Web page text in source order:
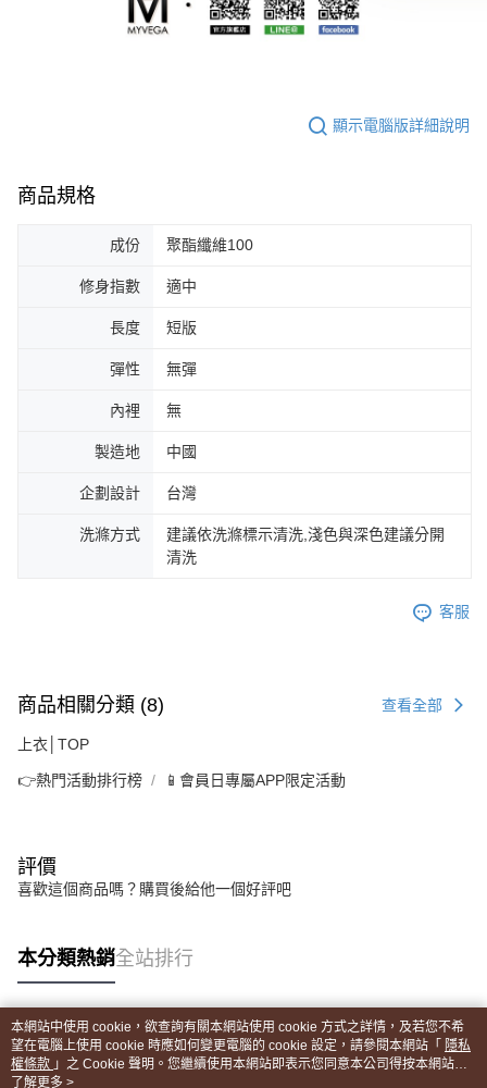
顯示電腦版詳細說明
商品規格
成份 聚酯纖維100
修身指數 適中
長度 短版
彈性 無彈
內裡 無
製造地 中國
企劃設計 台灣
洗滌方式
建議依洗滌標示清洗,淺色與深色建議分開
清洗
客服
商品相關分類 (8) 查看全部
上衣│TOP
👉熱門活動排行榜 📱會員日專屬APP限定活動
評價
喜歡這個商品嗎？購買後給他一個好評吧
本分類熱銷全站排行
熱門標籤
本網站中使用 cookie，欲查詢有關本網站使用 cookie 方式之詳情，及若您不希
望在電腦上使用 cookie 時應如何變更電腦的 cookie 設定，請參閱本網站「 隱私
權條款 」之 Cookie 聲明。您繼續使用本網站即表示您同意本公司得按本網站使
用條款之 Cookie 聲明使用 cookie。
了解更多 >